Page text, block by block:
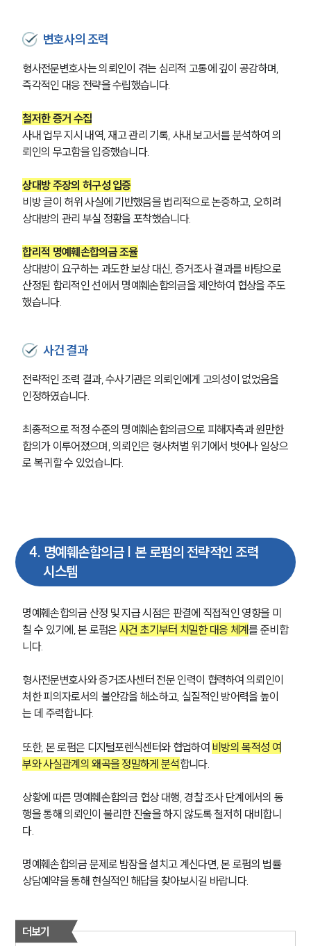
그룹소개
대륜의 강점
오시는 길
글로벌 파트너 로펌
고객의 소리
통합검색
AI대륜
형사 법률정보
법률지식인
업무분야
형사그룹 업무
구성원 소개
형사전문변호사
소식/자료
언론보도
법률서식
뉴스레터/브로슈어
대륜법률상담예약
변호사의 조력
형사전문변호사는 의뢰인이 겪는 심리적 고통에 깊이 공감하며,
즉각적인 대응 전략을 수립했습니다.
철저한 증거 수집
사내 업무 지시 내역, 재고 관리 기록, 사내 보고서를 분석하여 의
뢰인의 무고함을 입증했습니다.
상대방 주장의 허구성 입증
비방 글이 허위 사실에 기반했음을 법리적으로 논증하고, 오히려
상대방의 관리 부실 정황을 포착했습니다.
합리적 명예훼손합의금 조율
상대방이 요구하는 과도한 보상 대신, 증거조사 결과를 바탕으로
산정된 합리적인 선에서 명예훼손합의금을 제안하여 협상을 주도
했습니다.
사건 결과
전략적인 조력 결과, 수사기관은 의뢰인에게 고의성이 없었음을
인정하였습니다.
최종적으로 적정 수준의 명예훼손합의금으로 피해자측과 원만한
합의가 이루어졌으며, 의뢰인은 형사처벌 위기에서 벗어나 일상으
로 복귀할 수 있었습니다.
4. 명예훼손합의금 | 본 로펌의 전략적인 조력
시스템
명예훼손합의금 산정 및 지급 시점은 판결에 직접적인 영향을 미
칠 수 있기에, 본 로펌은 사건 초기부터 치밀한 대응 체계를 준비합
니다.
형사전문변호사와 증거조사센터 전문 인력이 협력하여 의뢰인이
처한 피의자로서의 불안감을 해소하고, 실질적인 방어력을 높이
는 데 주력합니다.
또한, 본 로펌은 디지털포렌식센터와 협업하여 비방의 목적성 여
부와 사실관계의 왜곡을 정밀하게 분석합니다.
상황에 따른 명예훼손합의금 협상 대행, 경찰 조사 단계에서의 동
행을 통해 의뢰인이 불리한 진술을 하지 않도록 철저히 대비합니
다.
명예훼손합의금 문제로 밤잠을 설치고 계신다면, 본 로펌의 법률
상담예약을 통해 현실적인 해답을 찾아보시길 바랍니다.
더보기